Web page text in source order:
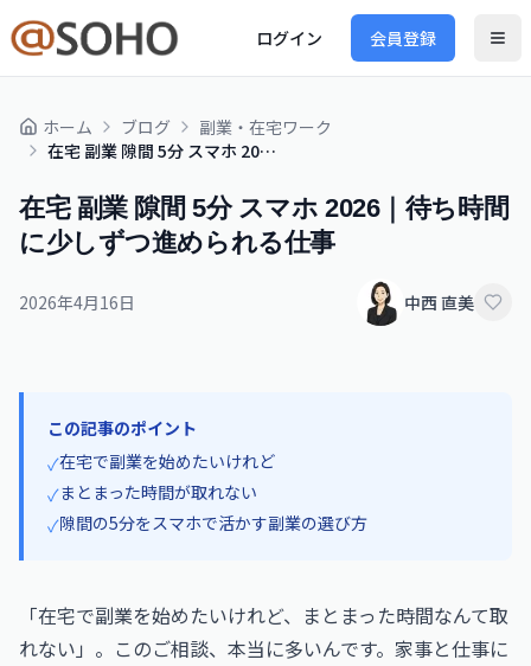
ログイン 会員登録
ホーム ブログ
副業・在宅ワーク
在宅 副業 隙間 5分 スマホ 2026｜待ち時間に少しずつ進められる仕事
在宅 副業 隙間 5分 スマホ 2026｜待ち時間
に少しずつ進められる仕事
2026年4月16日 中西 直美
この記事のポイント
✓在宅で副業を始めたいけれど
✓まとまった時間が取れない
✓隙間の5分をスマホで活かす副業の選び方
「在宅で副業を始めたいけれど、まとまった時間なんて取
れない」。このご相談、本当に多いんです。家事と仕事に